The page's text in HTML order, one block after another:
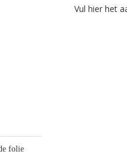
folie
Vul hier het